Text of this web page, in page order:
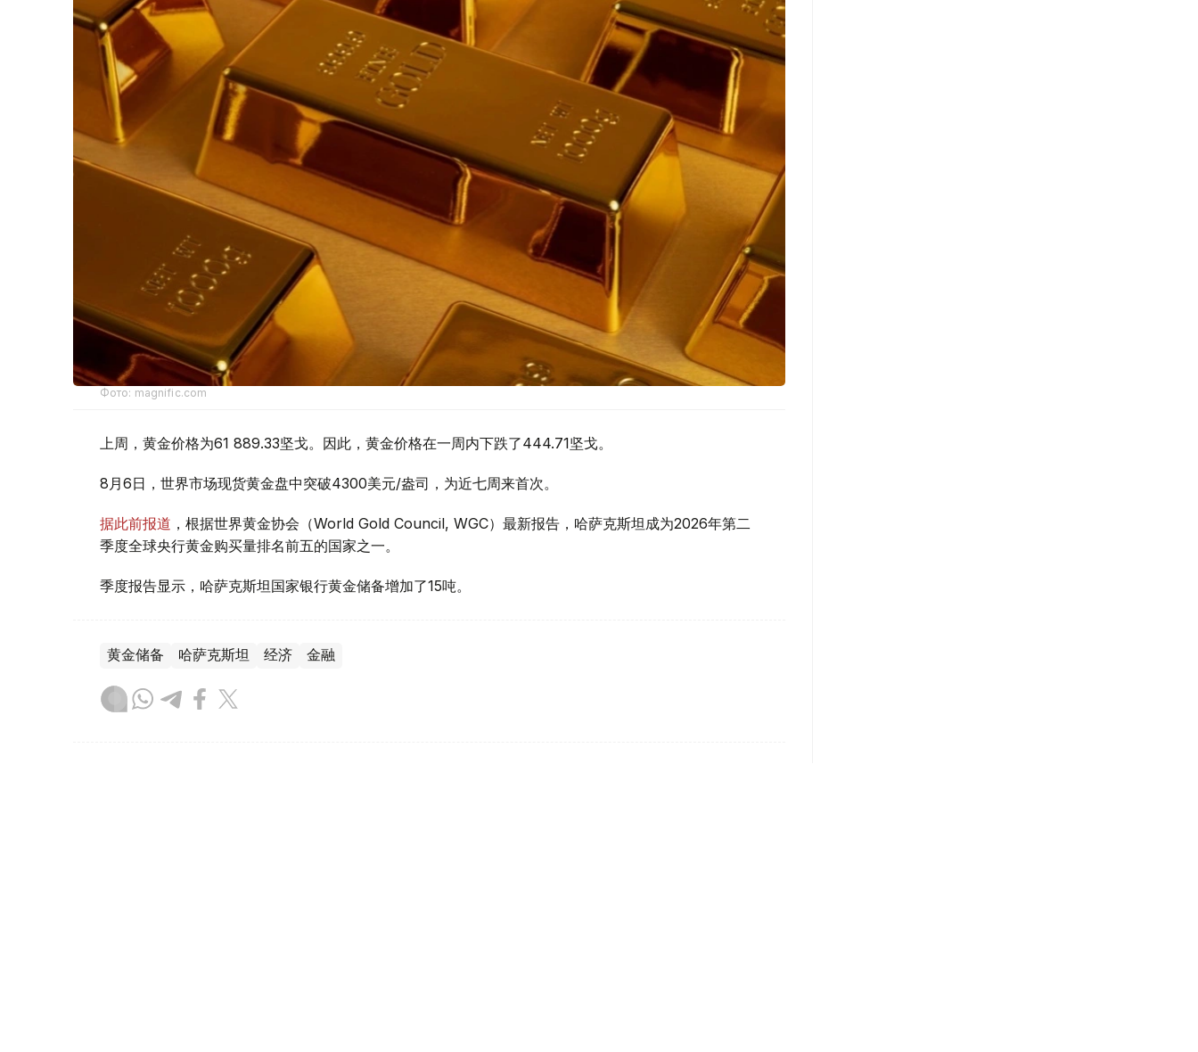
Фото: magnific.com
上周，黄金价格为61 889.33坚戈。因此，黄金价格在一周内下跌了444.71坚戈。
8月6日，世界市场现货黄金盘中突破4300美元/盎司，为近七周来首次。
据此前报道 ，根据世界黄金协会（World Gold Council, WGC）最新报告，哈萨克斯坦成为2026年第二
季度全球央行黄金购买量排名前五的国家之一。
季度报告显示，哈萨克斯坦国家银行黄金储备增加了15吨。
黄金储备 哈萨克斯坦 经济 金融